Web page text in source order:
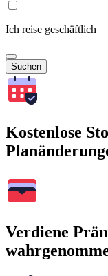
Ich reise geschäftlich
Suchen
Kostenlose
Verdiene